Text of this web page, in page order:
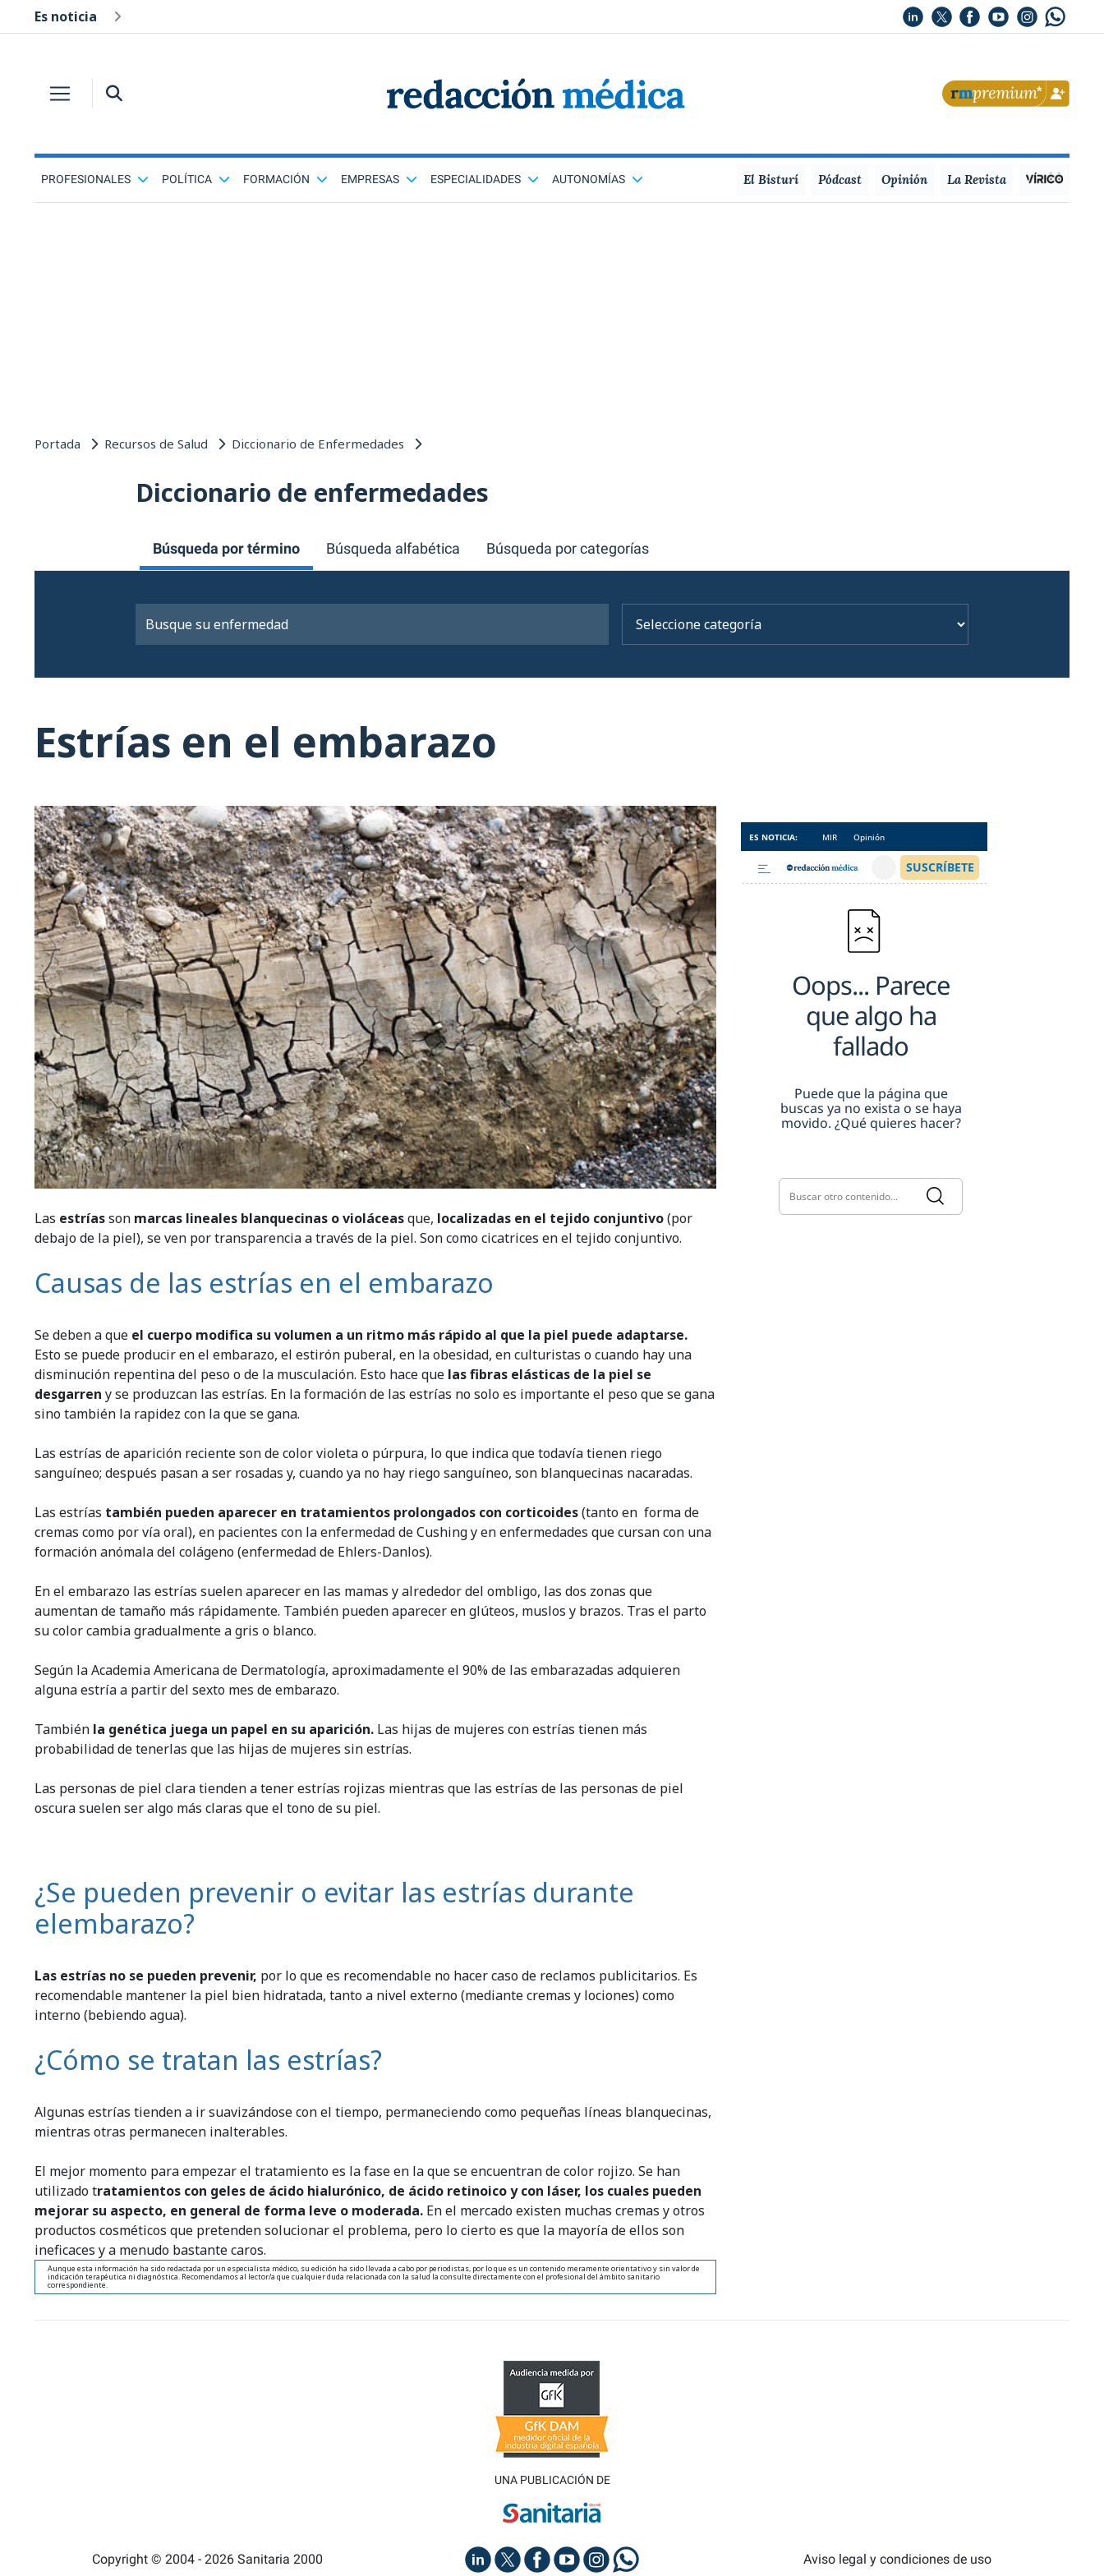
Es noticia
PROFESIONALES POLÍTICA FORMACIÓN EMPRESAS ESPECIALIDADES AUTONOMÍAS El Bisturí Pódcast Opinión La Revista
Portada Recursos de Salud Diccionario de Enfermedades
Diccionario de enfermedades
Búsqueda por término Búsqueda alfabética Búsqueda por categorías
Estrías en el embarazo
Las estríasson marcas lineales blanquecinas o violáceasque, localizadas en el tejido conjuntivo(por
debajo de la piel), se ven por transparencia a través de la piel. Son como cicatrices en el tejido conjuntivo.
Causas de las estrías en el embarazo
Se deben a que el cuerpo modifica su volumen a un ritmo más rápido al que la piel puede adaptarse.
Esto se puede producir en el embarazo, el estirón puberal, en la obesidad, en culturistas o cuando hay una
disminución repentina del peso o de la musculación. Esto hace que las fibras elásticas de la piel se
desgarren y se produzcan las estrías. En la formación de las estrías no solo es importante el peso que se gana
sino también la rapidez con la que se gana.
Las estrías de aparición reciente son de color violeta o púrpura, lo que indica que todavía tienen riego
sanguíneo; después pasan a ser rosadas y, cuando ya no hay riego sanguíneo, son blanquecinas nacaradas.
Las estrías también pueden aparecer en tratamientos prolongados con corticoides(tanto en forma de
cremas como por vía oral), en pacientes con la enfermedad de Cushing y en enfermedades que cursan con una
formación anómala del colágeno (enfermedad de Ehlers-Danlos).
En el embarazo las estrías suelen aparecer en las mamas y alrededor del ombligo, las dos zonas que
aumentan de tamaño más rápidamente. También pueden aparecer en glúteos, muslos y brazos. Tras el parto
su color cambia gradualmente a gris o blanco.
Según la Academia Americana de Dermatología, aproximadamente el 90% de las embarazadas adquieren
alguna estría a partir del sexto mes de embarazo.
También la genética juega un papel en su aparición. Las hijas de mujeres con estrías tienen más
probabilidad de tenerlas que las hijas de mujeres sin estrías.
Las personas de piel clara tienden a tener estrías rojizas mientras que las estrías de las personas de piel
oscura suelen ser algo más claras que el tono de su piel.
¿Se pueden prevenir o evitar las estrías durante
elembarazo?
Las estrías no se pueden prevenir, por lo que es recomendable no hacer caso de reclamos publicitarios. Es
recomendable mantener la piel bien hidratada, tanto a nivel externo (mediante cremas y lociones) como
interno (bebiendo agua).
¿Cómo se tratan las estrías?
Algunas estrías tienden a ir suavizándose con el tiempo, permaneciendo como pequeñas líneas blanquecinas,
mientras otras permanecen inalterables.
El mejor momento para empezar el tratamiento es la fase en la que se encuentran de color rojizo. Se han
utilizado tratamientos con geles de ácido hialurónico, de ácido retinoico y con láser, los cuales pueden
mejorar su aspecto, en general de forma leve o moderada. En el mercado existen muchas cremas y otros
productos cosméticos que pretenden solucionar el problema, pero lo cierto es que la mayoría de ellos son
ineficaces y a menudo bastante caros.
Aunque esta información ha sido redactada por un especialista médico, su edición ha sido llevada a cabo por periodistas, por lo que es un contenido meramente orientativo y sin valor de
indicación terapéutica ni diagnóstica. Recomendamos al lector/a que cualquier duda relacionada con la salud la consulte directamente con el profesional del ámbito sanitario
correspondiente.
UNA PUBLICACIÓN DE
Copyright © 2004 - 2026 Sanitaria 2000 Aviso legal y condiciones de uso